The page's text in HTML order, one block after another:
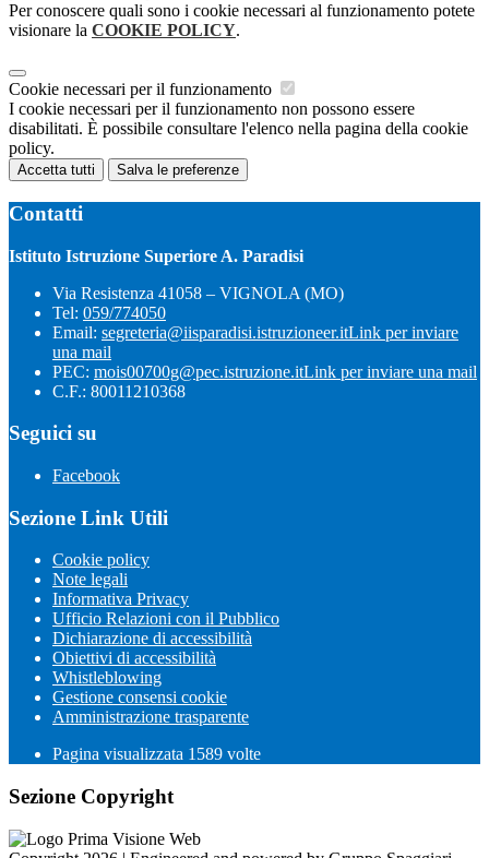
Per conoscere quali sono i cookie necessari al funzionamento potete
visionare la COOKIE POLICY.
Cookie necessari per il funzionamento
I cookie necessari per il funzionamento non possono essere
disabilitati. È possibile consultare l'elenco nella pagina della cookie
policy.
Accetta tutti Salva le preferenze
Contatti
Istituto Istruzione Superiore A. Paradisi
Via Resistenza 41058 – VIGNOLA (MO)
Tel: 059/774050
Email: segreteria@iisparadisi.istruzioneer.itLink per inviare
una mail
PEC: mois00700g@pec.istruzione.itLink per inviare una mail
C.F.: 80011210368
Seguici su
Facebook
Sezione Link Utili
Cookie policy
Note legali
Informativa Privacy
Ufficio Relazioni con il Pubblico
Dichiarazione di accessibilità
Obiettivi di accessibilità
Whistleblowing
Gestione consensi cookie
Amministrazione trasparente
Pagina visualizzata 1589 volte
Sezione Copyright